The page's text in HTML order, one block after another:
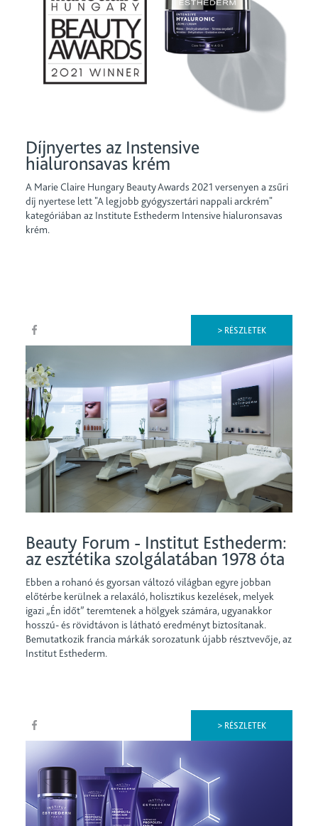
Díjnyertes az Instensive
hialuronsavas krém
A Marie Claire Hungary Beauty Awards 2021 versenyen a zsűri
díj nyertese lett "A legjobb gyógyszertári nappali arckrém"
kategóriában az Institute Esthederm Intensive hialuronsavas
krém.
> RÉSZLETEK
Beauty Forum - Institut Esthederm:
az esztétika szolgálatában 1978 óta
Ebben a rohanó és gyorsan változó világban egyre jobban
előtérbe kerülnek a relaxáló, holisztikus kezelések, melyek
igazi „Én időt” teremtenek a hölgyek számára, ugyanakkor
hosszú- és rövidtávon is látható eredményt biztosítanak.
Bemutatkozik francia márkák sorozatunk újabb résztvevője, az
Institut Esthederm.
> RÉSZLETEK